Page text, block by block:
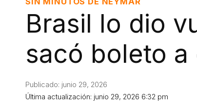
Brasil lo dio
sacó boleto a
Última actualización: junio 29, 2026 6:32 pm
Publicado: junio 29, 2026